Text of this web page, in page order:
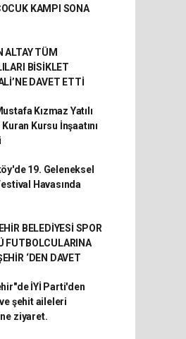
KAMPI SONA
ALTAY TÜM
BİSİKLET
DAVET ETTİ
Kızmaz Yatılı
Kuran Kursu İnşaatını
19. Geleneksel
Havasında
BELEDİYESİ SPOR
FUTBOLCULARINA
‘DEN DAVET
İYİ Parti'den
şehit aileleri
ziyaret.